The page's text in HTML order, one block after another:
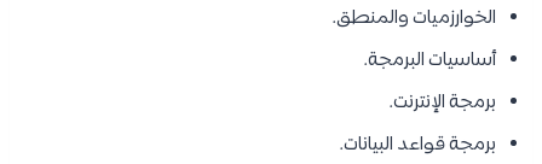
الخوارزميات والمنطق.
أساسيات البرمجة.
برمجة الإنترنت.
برمجة قواعد البيانات.